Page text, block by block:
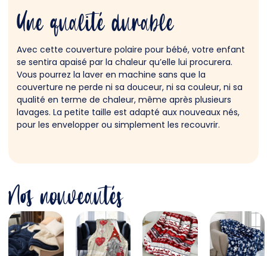
Une qualité durable
Avec cette couverture polaire pour bébé, votre enfant
se sentira apaisé par la chaleur qu’elle lui procurera.
Vous pourrez la laver en machine sans que la
couverture ne perde ni sa douceur, ni sa couleur, ni sa
qualité en terme de chaleur, même après plusieurs
lavages. La petite taille est adapté aux nouveaux nés,
pour les envelopper ou simplement les recouvrir.
Nos nouveautés